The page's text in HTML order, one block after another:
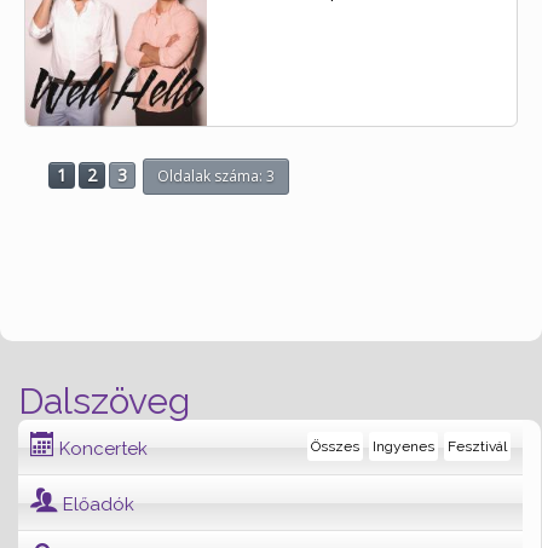
Dalszöveg
Koncertek Fesztivál
Ingyenes
Összes
Előadók
1 2 3 Oldalak száma: 3